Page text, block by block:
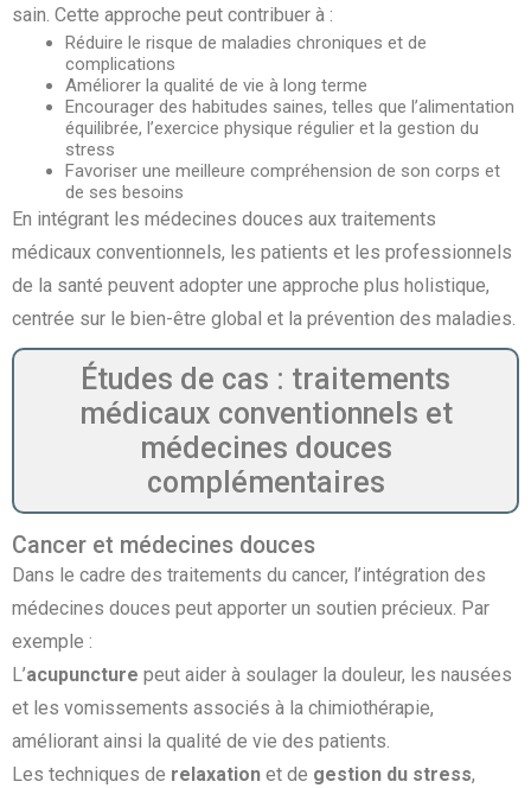
sain. Cette approche peut contribuer à :
Réduire le risque de maladies chroniques et de
complications
Améliorer la qualité de vie à long terme
Encourager des habitudes saines, telles que l’alimentation
équilibrée, l’exercice physique régulier et la gestion du
stress
Favoriser une meilleure compréhension de son corps et
de ses besoins
En intégrant les médecines douces aux traitements
médicaux conventionnels, les patients et les professionnels
de la santé peuvent adopter une approche plus holistique,
centrée sur le bien-être global et la prévention des maladies.
Études de cas : traitements
médicaux conventionnels et
médecines douces
complémentaires
Cancer et médecines douces
Dans le cadre des traitements du cancer, l’intégration des
médecines douces peut apporter un soutien précieux. Par
exemple :
L’acupuncture peut aider à soulager la douleur, les nausées
et les vomissements associés à la chimiothérapie,
améliorant ainsi la qualité de vie des patients.
Les techniques de relaxation et de gestion du stress,